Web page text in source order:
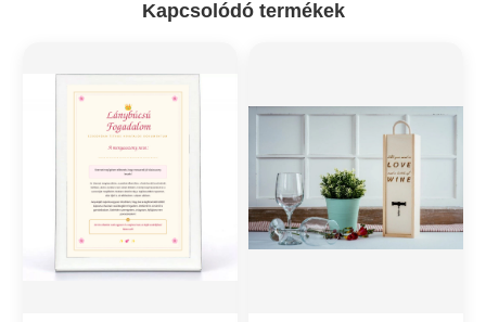
Kapcsolódó termékek